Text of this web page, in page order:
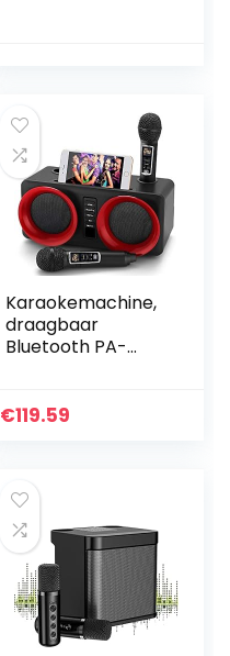
batterij, dubbele
draadloze
microfoon Gujugm
Karaokemachine,
draagbaar
Bluetooth PA-
microfoon,
SB/TF…
€119.59